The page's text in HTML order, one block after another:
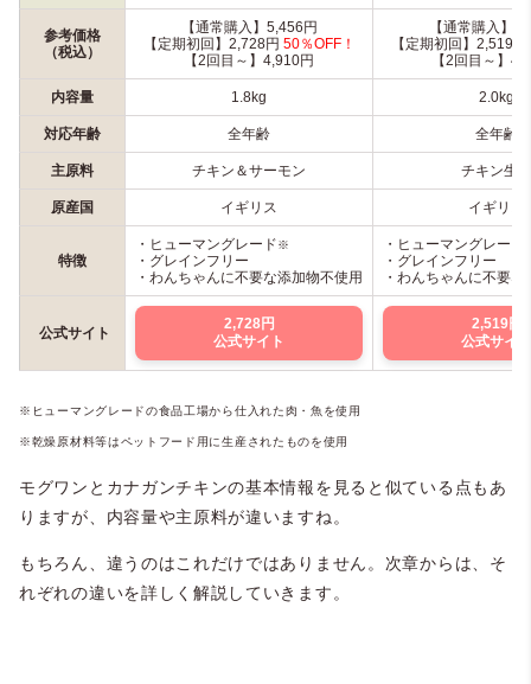
参考価格
（税込）
【通常購入】5,456円
【定期初回】2,728円 50％OFF！
【2回目～】4,910円
【通常購入】
【定期初回】2,519円
【2回目～】
内容量 1.8kg 2.0kg
対応年齢 全年齢 全年齢
主原料 チキン＆サーモン チキン生肉
原産国 イギリス イギリス
特徴
・ヒューマングレード※
・グレインフリー
・わんちゃんに不要な添加物不使用
・ヒューマングレード
・グレインフリー
・わんちゃんに不要
公式サイト
2,728円
公式サイト
2,519円
公式サイト
※ヒューマングレードの食品工場から仕入れた肉・魚を使用
※乾燥原材料等はペットフード用に生産されたものを使用
モグワンとカナガンチキンの基本情報を見ると似ている点もあ
りますが、内容量や主原料が違いますね。
もちろん、違うのはこれだけではありません。次章からは、そ
れぞれの違いを詳しく解説していきます。